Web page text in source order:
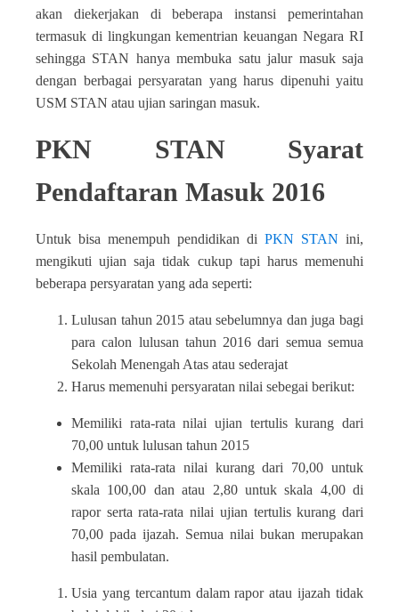
akan diekerjakan di beberapa instansi pemerintahan
termasuk di lingkungan kementrian keuangan Negara RI
sehingga STAN hanya membuka satu jalur masuk saja
dengan berbagai persyaratan yang harus dipenuhi yaitu
USM STAN atau ujian saringan masuk.
PKN STAN Syarat
Pendaftaran Masuk 2016
Untuk bisa menempuh pendidikan di PKN STAN ini,
mengikuti ujian saja tidak cukup tapi harus memenuhi
beberapa persyaratan yang ada seperti:
Lulusan tahun 2015 atau sebelumnya dan juga bagi
para calon lulusan tahun 2016 dari semua semua
Sekolah Menengah Atas atau sederajat
Harus memenuhi persyaratan nilai sebegai berikut:
Memiliki rata-rata nilai ujian tertulis kurang dari
70,00 untuk lulusan tahun 2015
Memiliki rata-rata nilai kurang dari 70,00 untuk
skala 100,00 dan atau 2,80 untuk skala 4,00 di
rapor serta rata-rata nilai ujian tertulis kurang dari
70,00 pada ijazah. Semua nilai bukan merupakan
hasil pembulatan.
Usia yang tercantum dalam rapor atau ijazah tidak